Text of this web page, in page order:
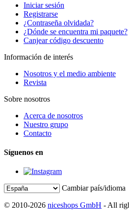
Iniciar sesión
Registrarse
¿Contraseña olvidada?
¿Dónde se encuentra mi paquete?
Canjear código descuento
Información de interés
Nosotros y el medio ambiente
Revista
Sobre nosotros
Acerca de nosotros
Nuestro grupo
Contacto
Síguenos en
Cambiar país/idioma
© 2010-2026 niceshops GmbH - All